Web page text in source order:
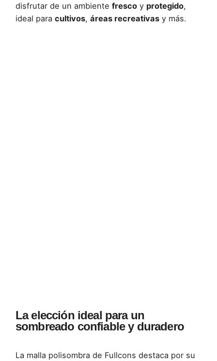
disfrutar de un ambiente fresco y protegido,
ideal para cultivos, áreas recreativas y más.
La elección ideal para un
sombreado confiable y duradero
La malla polisombra de Fullcons destaca por su